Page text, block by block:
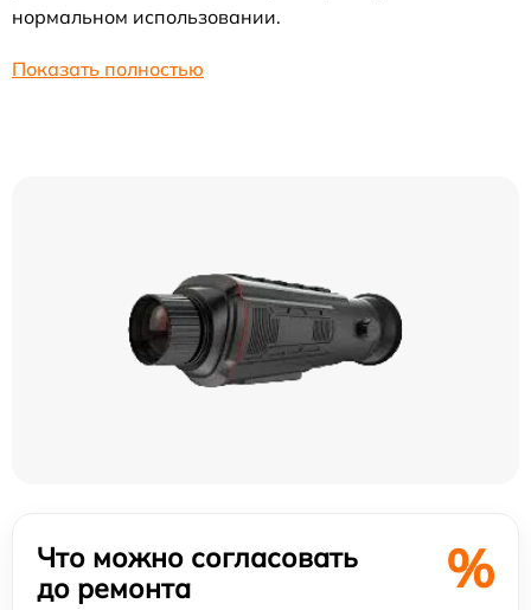
нормальном использовании.
Показать полностью
Что можно согласовать
до ремонта
%